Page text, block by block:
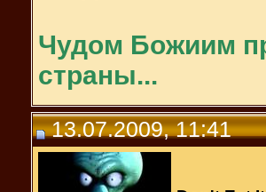
Чудом Божиим
страны...
13.07.2009, 11:41